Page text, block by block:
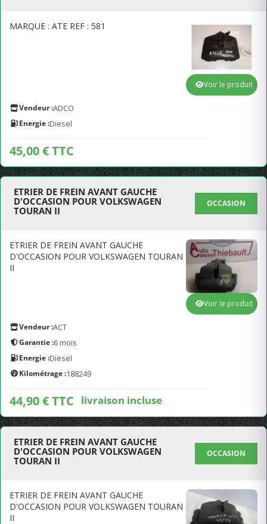
MARQUE : ATE REF : 581
Vendeur :ADCO
Energie :Diesel
45,00 € TTC
Voir le produit
ETRIER DE FREIN AVANT GAUCHE
D'OCCASION POUR VOLKSWAGEN
TOURAN II
OCCASION
ETRIER DE FREIN AVANT GAUCHE
D'OCCASION POUR VOLKSWAGEN TOURAN
II
Vendeur :ACT
Garantie :6 mois
Energie :Diesel
Kilométrage :188249
44,90 € TTC livraison incluse
Voir le produit
ETRIER DE FREIN AVANT GAUCHE
D'OCCASION POUR VOLKSWAGEN
TOURAN II
OCCASION
ETRIER DE FREIN AVANT GAUCHE
D'OCCASION POUR VOLKSWAGEN TOURAN
II